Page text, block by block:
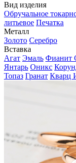
Вид изделия
Обручальное
литьевое Печатка
Металл
Золото Серебро
Вставка
Агат Эмаль Фианит
Янтарь Оникс
Топаз Гранат Кварц